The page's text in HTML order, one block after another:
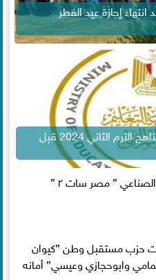
إجازة عيد الفطر
التعليم تشدد على الانتهاء من مناهج الترم الثاني 2024 قبل
” مصر سات ٢ ”
حزب مستقبل وطن ”كيوان
وابوحجازي وعيسي” أمانه